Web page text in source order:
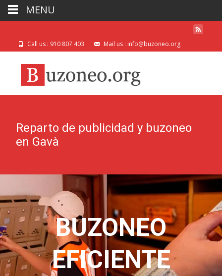
Call us : 910 807 403 Mail us : info@buzoneo.org
Reparto de publicidad y buzoneo
en Gavà
BUZONEO
EFICIENTE
MENU